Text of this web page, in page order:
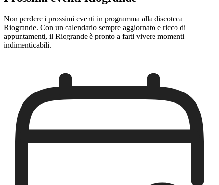
Non perdere i prossimi eventi in programma alla discoteca
Riogrande. Con un calendario sempre aggiornato e ricco di
appuntamenti, il Riogrande è pronto a farti vivere momenti
indimenticabili.